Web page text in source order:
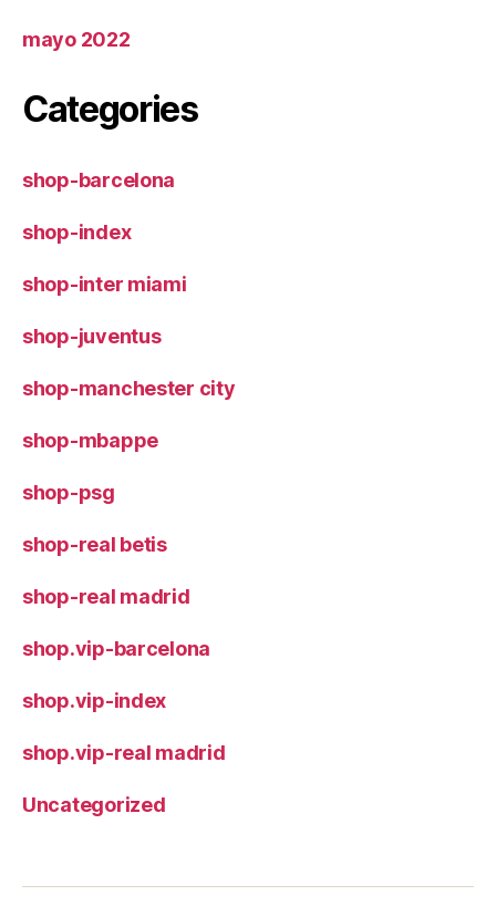
mayo 2022
Categories
shop-barcelona
shop-index
shop-inter miami
shop-juventus
shop-manchester city
shop-mbappe
shop-psg
shop-real betis
shop-real madrid
shop.vip-barcelona
shop.vip-index
shop.vip-real madrid
Uncategorized